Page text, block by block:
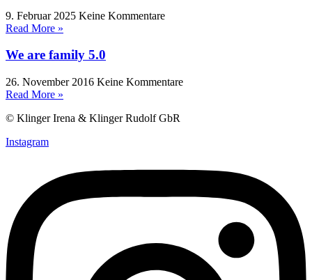
9. Februar 2025 Keine Kommentare
Read More »
We are family 5.0
26. November 2016 Keine Kommentare
Read More »
© Klinger Irena & Klinger Rudolf GbR
Instagram